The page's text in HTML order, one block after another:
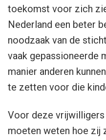
toekomst voor zich
Nederland een beter
noodzaak van de
vaak gepassioneerde
manier anderen
te zetten voor die
Voor deze
moeten weten hoe zij